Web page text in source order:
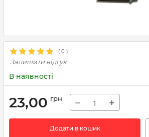
( 0 )
Залишити відгук
В наявності
23,00 грн − +
Додати в кошик